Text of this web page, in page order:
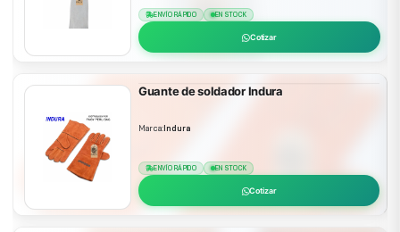
ENVÍO RÁPIDO EN STOCK
Cotizar
Guante de soldador Indura
Marca:Indura
ENVÍO RÁPIDO EN STOCK
Cotizar